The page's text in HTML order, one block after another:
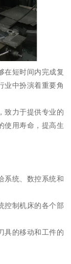
在短时间内完成复
业中扮演着重要角
致力于提供专业的
使用寿命，提高生
系统、数控系统和
控制机床的各个部
具的移动和工件的